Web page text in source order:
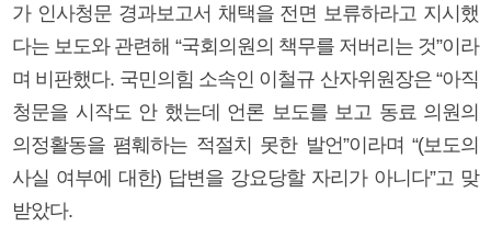
가 인사청문 경과보고서 채택을 전면 보류하라고 지시했
다는 보도와 관련해 “국회의원의 책무를 저버리는 것”이라
며 비판했다. 국민의힘 소속인 이철규 산자위원장은 “아직
청문을 시작도 안 했는데 언론 보도를 보고 동료 의원의
의정활동을 폄훼하는 적절치 못한 발언”이라며 “(보도의
사실 여부에 대한) 답변을 강요당할 자리가 아니다”고 맞
받았다.